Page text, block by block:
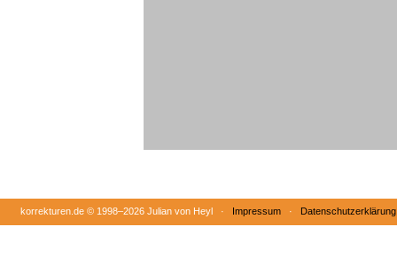
korrekturen.de © 1998–2026 Julian von Heyl · Impressum · Datenschutzerklärung